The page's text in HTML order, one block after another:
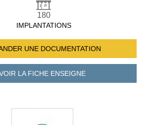
180
IMPLANTATIONS
UNE DOCUMENTATION
LA FICHEENSEIGNE